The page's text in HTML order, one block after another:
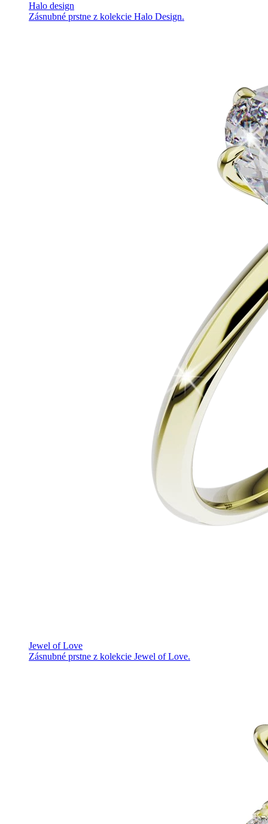
Halo design
Zásnubné prstne z kolekcie Halo Design.
Jewel of Love
Zásnubné prstne z kolekcie Jewel of Love.